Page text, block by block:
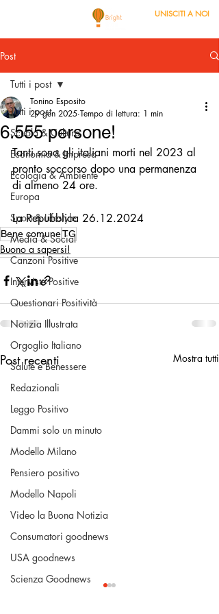
UNISCITI A NOI
Post
Tutti i post
Scuola & Cultura
Economia & Impresa
Ecologia & Ambiente
Europa
Sport & Lifestyle
Media & Social
Canzoni Positive
Interviste Positive
Questionari Positività
Notizia Illustrata
Orgoglio Italiano
Salute e Benessere
Redazionali
Leggo Positivo
Dammi solo un minuto
Modello Milano
Pensiero positivo
Modello Napoli
Video la Buona Notizia
Consumatori goodnews
USA goodnews
Scienza Goodnews
Tutti i post
6.555 persone!
Tonino Esposito
29 gen 2025 Tempo di lettura: 1 min
Tanti sono gli italiani morti nel 2023 al
pronto soccorso dopo una permanenza
di almeno 24 ore.
La Repubblica 26.12.2024
Bene comuneTG
Buono a sapersi!
Post recenti Mostra tutti